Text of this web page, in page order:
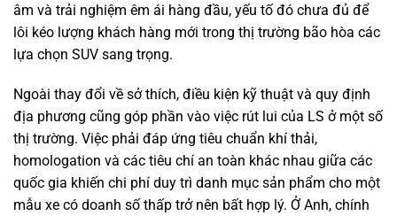
âm và trải nghiệm êm ái hàng đầu, yếu tố đó chưa đủ để
lôi kéo lượng khách hàng mới trong thị trường bão hòa các
lựa chọn SUV sang trọng.
Ngoài thay đổi về sở thích, điều kiện kỹ thuật và quy định
địa phương cũng góp phần vào việc rút lui của LS ở một số
thị trường. Việc phải đáp ứng tiêu chuẩn khí thải,
homologation và các tiêu chí an toàn khác nhau giữa các
quốc gia khiến chi phí duy trì danh mục sản phẩm cho một
mẫu xe có doanh số thấp trở nên bất hợp lý. Ở Anh, chính